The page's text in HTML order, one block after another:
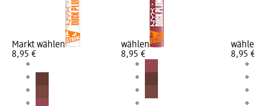
Markt wählen
8,95 €
wählen
8,95 €
wählen
8,95 €